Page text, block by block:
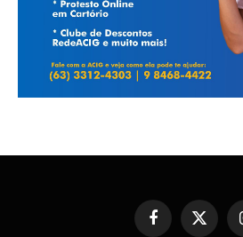
Facebook
X